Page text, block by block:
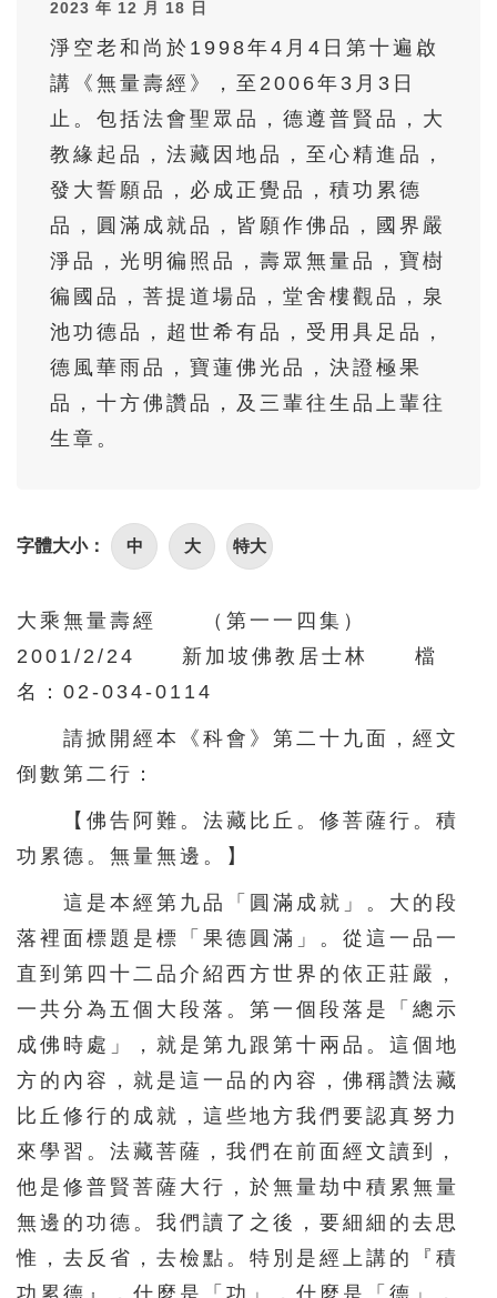
41 42
46 47 48 49 50
51 52 53
61 62 63 64
66 67 68 69 70
71 72 73 74 75
76 77 78 79 80
86 87 88 89 90
91
103
107 108
116 118 119 120
121 122
126 127 128 129 130
131
136 137 138 139 140
141 142
146 147 148 149 150
151 152 153 154 155
156 157 158 159 160
161 162 163 164
166 167 168 169 170
171 172 173 174 175
176 177 178 179 180
181 182 183 184 185
186 187 188
2023 年 12 月 18 日
淨空老和尚於1998年4月4日第十遍啟
講《無量壽經》，至2006年3月3日
止。包括法會聖眾品，德遵普賢品，大
教緣起品，法藏因地品，至心精進品，
發大誓願品，必成正覺品，積功累德
品，圓滿成就品，皆願作佛品，國界嚴
淨品，光明徧照品，壽眾無量品，寶樹
徧國品，菩提道場品，堂舍樓觀品，泉
池功德品，超世希有品，受用具足品，
德風華雨品，寶蓮佛光品，決證極果
品，十方佛讚品，及三輩往生品上輩往
生章。
字體大小： 中 大 特大
大乘無量壽經 （第一一四集）
2001/2/24 新加坡佛教居士林 檔
名：02-034-0114
請掀開經本《科會》第二十九面，經文
倒數第二行：
【佛告阿難。法藏比丘。修菩薩行。積
功累德。無量無邊。】
這是本經第九品「圓滿成就」。大的段
落裡面標題是標「果德圓滿」。從這一品一
直到第四十二品介紹西方世界的依正莊嚴，
一共分為五個大段落。第一個段落是「總示
成佛時處」，就是第九跟第十兩品。這個地
方的內容，就是這一品的內容，佛稱讚法藏
比丘修行的成就，這些地方我們要認真努力
來學習。法藏菩薩，我們在前面經文讀到，
他是修普賢菩薩大行，於無量劫中積累無量
無邊的功德。我們讀了之後，要細細的去思
惟，去反省，去檢點。特別是經上講的『積
功累德』，什麼是「功」，什麼是「德」，